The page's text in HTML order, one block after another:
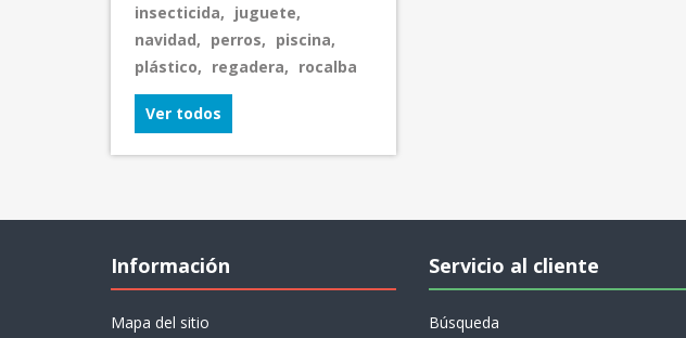
insecticida, juguete,
navidad, perros, piscina,
plástico, regadera, rocalba
Ver todos
Información
Mapa del sitio
Servicio al cliente
Búsqueda